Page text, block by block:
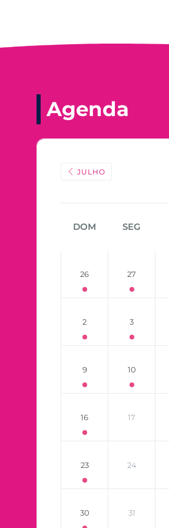
Agenda
JULHO
DOM SEG
26 27
2 3
9 10
16 17
23 24
30 31